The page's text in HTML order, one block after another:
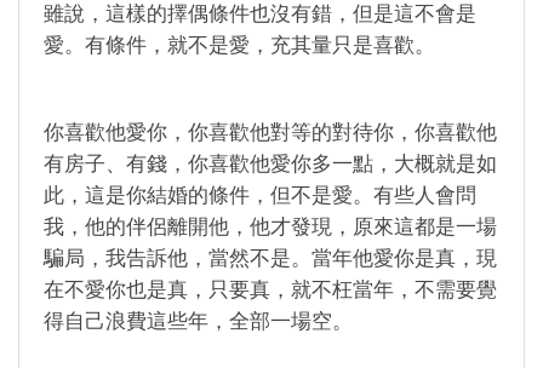
雖說，這樣的擇偶條件也沒有錯，但是這不會是
愛。有條件，就不是愛，充其量只是喜歡。
你喜歡他愛你，你喜歡他對等的對待你，你喜歡他
有房子、有錢，你喜歡他愛你多一點，大概就是如
此，這是你結婚的條件，但不是愛。有些人會問
我，他的伴侶離開他，他才發現，原來這都是一場
騙局，我告訴他，當然不是。當年他愛你是真，現
在不愛你也是真，只要真，就不枉當年，不需要覺
得自己浪費這些年，全部一場空。